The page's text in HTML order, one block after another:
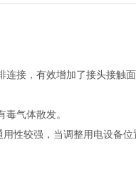
接，有效增加了接头接触
气体散发。
性较强，当调整用电设备位